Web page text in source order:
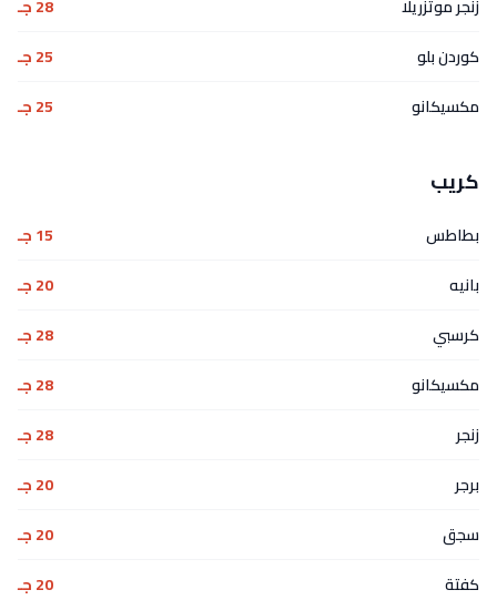
زنجر موتزريلا
28 جـ
كوردن بلو
25 جـ
مكسيكانو
25 جـ
كريب
بطاطس
15 جـ
بانيه
20 جـ
كرسبي
28 جـ
مكسيكانو
28 جـ
زنجر
28 جـ
برجر
20 جـ
سجق
20 جـ
كفتة
20 جـ